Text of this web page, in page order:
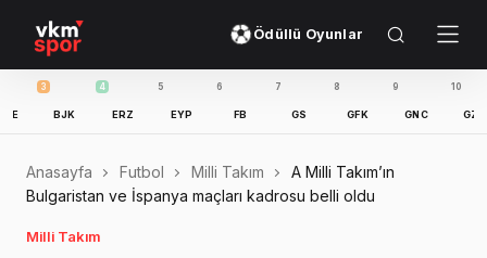
Ödüllü Oyunlar
BJK
4
ERZ EYP FB GS GFK GNC GZT
11
Anasayfa Futbol Milli Takım
A Milli Takım’ın
Bulgaristan ve İspanya maçları kadrosu belli oldu
Milli Takım